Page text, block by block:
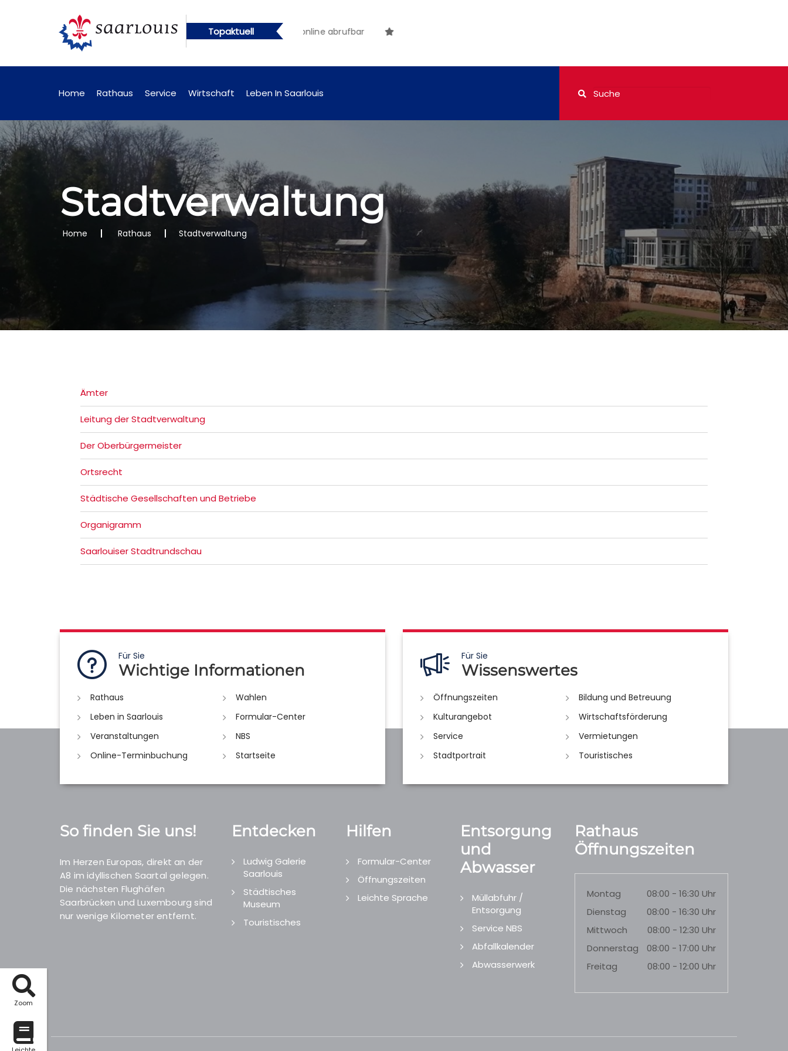
Zoom
Topaktuell
abrufbar Öffentliche Bekanntmachungen künftig online abrufbar
Home Rathaus Service Wirtschaft Leben In Saarlouis
Stadtverwaltung
Home Rathaus Stadtverwaltung
Ämter
Leitung der Stadtverwaltung
Der Oberbürgermeister
Ortsrecht
Städtische Gesellschaften und Betriebe
Organigramm
Saarlouiser Stadtrundschau
Für Sie
Wichtige Informationen
Rathaus
Wahlen
Leben in Saarlouis
Formular-Center
Veranstaltungen
NBS
Online-Terminbuchung
Startseite
Für Sie
Wissenswertes
Öffnungszeiten
Bildung und Betreuung
Kulturangebot
Wirtschaftsförderung
Service
Vermietungen
Stadtportrait
Touristisches
So finden Sie uns!
Im Herzen Europas, direkt an der
A8 im idyllischen Saartal gelegen.
Die nächsten Flughäfen
Saarbrücken und Luxembourg sind
nur wenige Kilometer entfernt.
Entdecken
Ludwig Galerie
Saarlouis
Städtisches
Museum
Touristisches
Hilfen
Formular-Center
Öffnungszeiten
Leichte Sprache
Entsorgung
und
Abwasser
Müllabfuhr /
Entsorgung
Service NBS
Abfallkalender
Abwasserwerk
Rathaus
Öffnungszeiten
Montag
08:00 - 16:30 Uhr
Dienstag
08:00 - 16:30 Uhr
Mittwoch
08:00 - 12:30 Uhr
Donnerstag
08:00 - 17:00 Uhr
Freitag
08:00 - 12:00 Uhr